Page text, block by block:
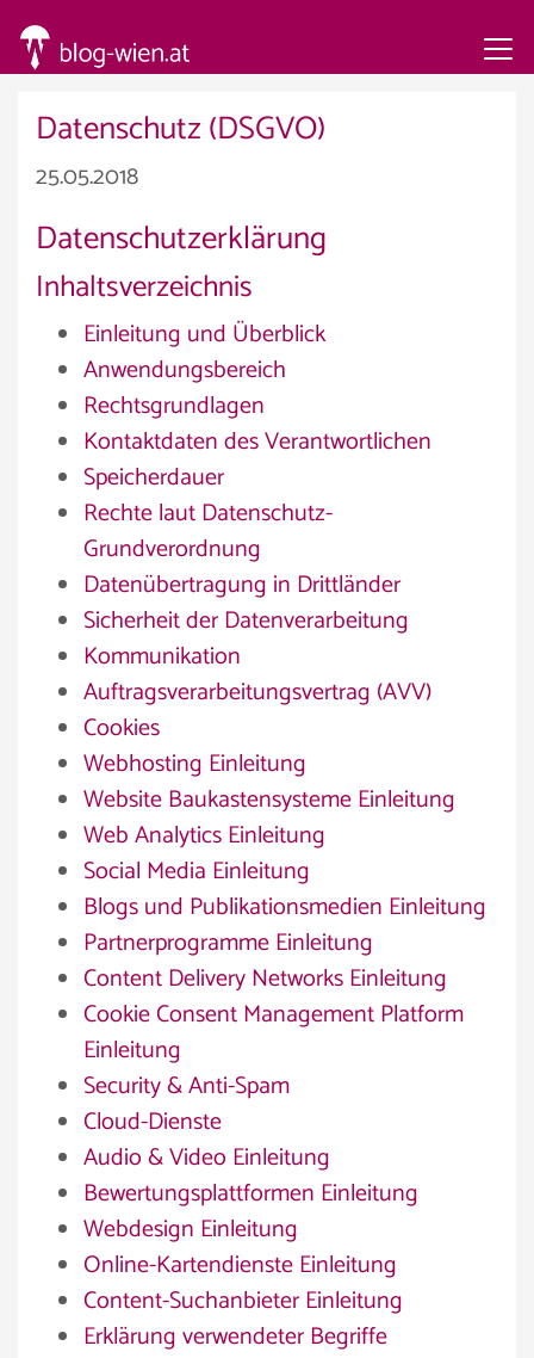
Datenschutz (DSGVO)
25.05.2018
Datenschutzerklärung
Inhaltsverzeichnis
Einleitung und Überblick
Anwendungsbereich
Rechtsgrundlagen
Kontaktdaten des Verantwortlichen
Speicherdauer
Rechte laut Datenschutz-
Grundverordnung
Datenübertragung in Drittländer
Sicherheit der Datenverarbeitung
Kommunikation
Auftragsverarbeitungsvertrag (AVV)
Cookies
Webhosting Einleitung
Website Baukastensysteme Einleitung
Web Analytics Einleitung
Social Media Einleitung
Blogs und Publikationsmedien Einleitung
Partnerprogramme Einleitung
Content Delivery Networks Einleitung
Cookie Consent Management Platform
Einleitung
Security & Anti-Spam
Cloud-Dienste
Audio & Video Einleitung
Bewertungsplattformen Einleitung
Webdesign Einleitung
Online-Kartendienste Einleitung
Content-Suchanbieter Einleitung
Erklärung verwendeter Begriffe